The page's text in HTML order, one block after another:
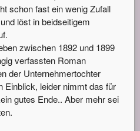
schon fast ein wenig Zufall
löst in beidseitigem
zwischen 1892 und 1899
verfassten Roman
der Unternehmertochter
Einblick, leider nimmt das für
gutes Ende.. Aber mehr sei